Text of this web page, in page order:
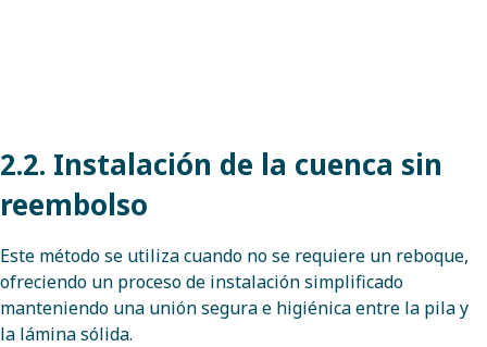
2.2. Instalación de la cuenca sin
reembolso
Este método se utiliza cuando no se requiere un reboque,
ofreciendo un proceso de instalación simplificado
manteniendo una unión segura e higiénica entre la pila y
la lámina sólida.